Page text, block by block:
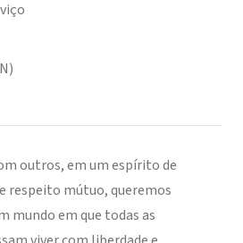
outros, em um espírito de
respeito mútuo, queremos
mundo em que todas as